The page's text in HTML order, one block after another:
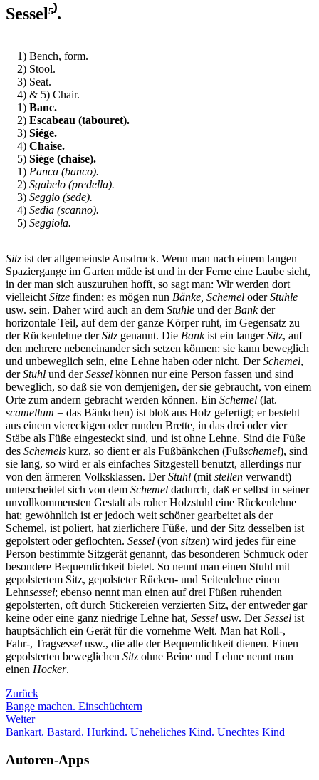
Sessel⁵⁾.
1) Bench, form.
2) Stool.
3) Seat.
4) & 5) Chair.
1) Banc.
2) Escabeau (tabouret).
3) Siége.
4) Chaise.
5) Siége (chaise).
1) Panca (banco).
2) Sgabelo (predella).
3) Seggio (sede).
4) Sedia (scanno).
5) Seggiola.
Sitz ist der allgemeinste Ausdruck. Wenn man nach einem langen
Spaziergange im Garten müde ist und in der Ferne eine Laube sieht,
in der man sich auszuruhen hofft, so sagt man: Wir werden dort
vielleicht Sitze finden; es mögen nun Bänke, Schemel oderStuhle
usw. sein. Daher wird auch an dem Stuhle und der Bankder
horizontale Teil, auf dem der ganze Körper ruht, im Gegensatz zu
der Rückenlehne derSitz genannt. Die Bankist ein langerSitz, auf
den mehrere nebeneinander sich setzen können: sie kann beweglich
und unbeweglich sein, eine Lehne haben oder nicht. DerSchemel,
derStuhl und derSessel können nur eine Person fassen und sind
beweglich, so daß sie von demjenigen, der sie gebraucht, von einem
Orte zum andern gebracht werden können. Ein Schemel (lat.
scamellum = das Bänkchen) ist bloß aus Holz gefertigt; er besteht
aus einem viereckigen oder runden Brette, in das drei oder vier
Stäbe als Füße eingesteckt sind, und ist ohne Lehne. Sind die Füße
des Schemels kurz, so dient er als Fußbänkchen (Fußschemel), sind
sie lang, so wird er als einfaches Sitzgestell benutzt, allerdings nur
von den ärmeren Volksklassen. DerStuhl (mit stellen verwandt)
unterscheidet sich von dem Schemel dadurch, daß er selbst in seiner
unvollkommensten Gestalt als roher Holzstuhl eine Rückenlehne
hat; gewöhnlich ist er jedoch weit schöner gearbeitet als der
Schemel, ist poliert, hat zierlichere Füße, und der Sitz desselben ist
gepolstert oder geflochten. Sessel (von sitzen) wird jedes für eine
Person bestimmte Sitzgerät genannt, das besonderen Schmuck oder
besondere Bequemlichkeit bietet. So nennt man einen Stuhl mit
gepolstertem Sitz, gepolsteter Rücken- und Seitenlehne einen
Lehnsessel; ebenso nennt man einen auf drei Füßen ruhenden
gepolsterten, oft durch Stickereien verzierten Sitz, der entweder gar
keine oder eine ganz niedrige Lehne hat, Sessel usw. DerSessel ist
hauptsächlich ein Gerät für die vornehme Welt. Man hat Roll-,
Fahr-, Tragsessel usw., die alle der Bequemlichkeit dienen. Einen
gepolsterten beweglichen Sitz ohne Beine und Lehne nennt man
einen Hocker.
Zurück
Bange machen. Einschüchtern
Weiter
Bankart. Bastard. Hurkind. Uneheliches Kind. Unechtes Kind
Autoren-Apps